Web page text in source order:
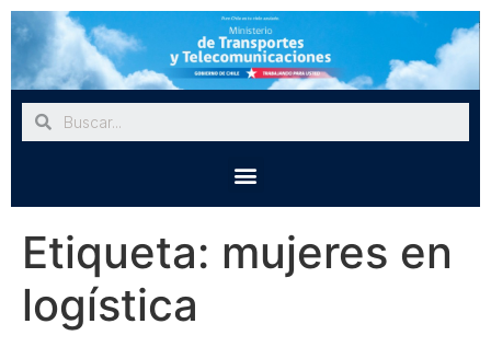
Etiqueta: mujeres en
logística